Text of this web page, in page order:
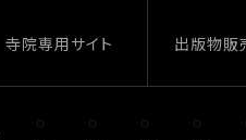
寺院専用サイト 出版物販